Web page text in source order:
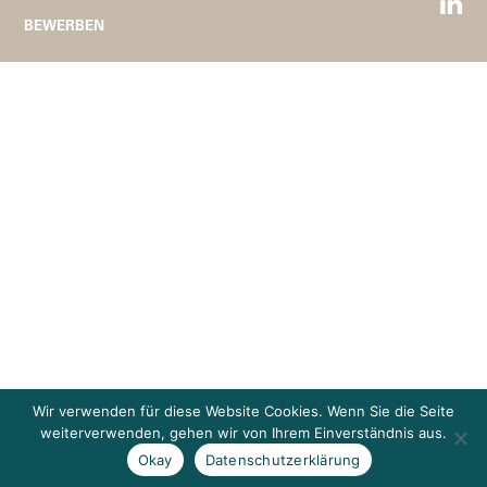
BEWERBEN
Wir verwenden für diese Website Cookies. Wenn Sie die Seite
weiterverwenden, gehen wir von Ihrem Einverständnis aus.
Okay
Datenschutzerklärung